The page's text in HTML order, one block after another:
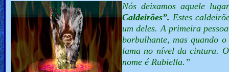
Nós deixamos aquele
Caldeirões”. Estes
um deles. A primeira
borbulhante, mas quando
lama no nível da cintura.
nome é Rubiella.”